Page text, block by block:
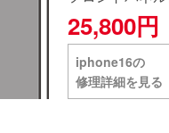
25,800円
iphone16の
修理詳細を見る